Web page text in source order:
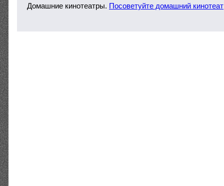
Домашние кинотеатры. Посоветуйте домашний